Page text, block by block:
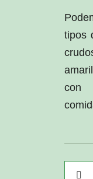
tipos
con